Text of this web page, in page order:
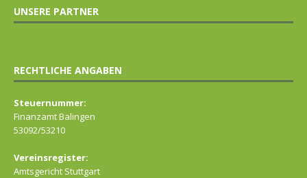
UNSERE PARTNER
RECHTLICHE ANGABEN
Steuernummer:
Finanzamt Balingen
53092/53210
Vereinsregister:
Amtsgericht Stuttgart